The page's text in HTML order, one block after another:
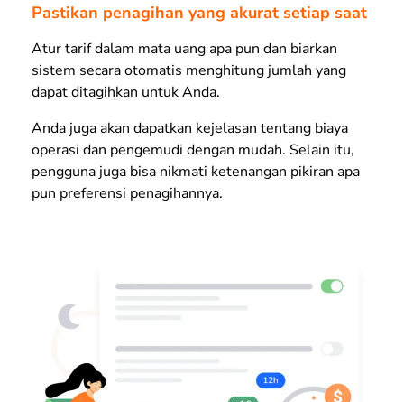
Pastikan penagihan yang akurat setiap saat
Atur tarif dalam mata uang apa pun dan biarkan
sistem secara otomatis menghitung jumlah yang
dapat ditagihkan untuk Anda.
Anda juga akan dapatkan kejelasan tentang biaya
operasi dan pengemudi dengan mudah. Selain itu,
pengguna juga bisa nikmati ketenangan pikiran apa
pun preferensi penagihannya.